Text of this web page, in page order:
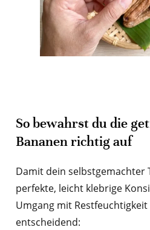
So bewahrst du die
Bananen richtig auf
Damit dein selbstgemachter
perfekte, leicht klebrige
Umgang mit
entscheidend: